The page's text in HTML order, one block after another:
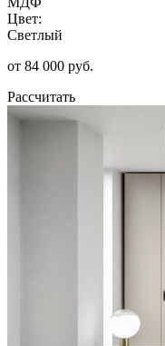
Цвет:
Светлый
от 84 000 руб.
Рассчитать